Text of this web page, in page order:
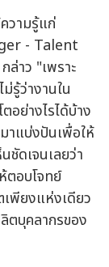
วามรู้แก่
- Talent
าว "เพราะ
รู้ว่างานใน
อย่างไรได้บ้าง
าแบ่งปันเพื่อให้
ชัดเจนเลยว่า
ตอบโจทย์
พียงแห่งเดียว
ตบุคลากรของ